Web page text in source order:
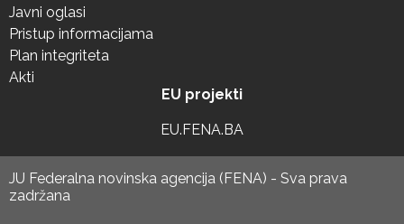
Javni oglasi
Pristup informacijama
Plan integriteta
Akti
EU projekti
EU.FENA.BA
JU Federalna novinska agencija (FENA) - Sva prava
zadržana